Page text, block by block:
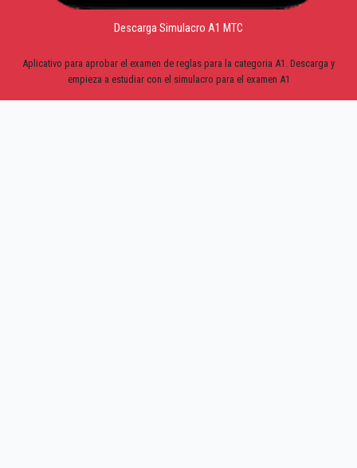
Descarga Simulacro A1 MTC
Aplicativo para aprobar el examen de reglas para la categoria A1. Descarga y
empieza a estudiar con el simulacro para el examen A1